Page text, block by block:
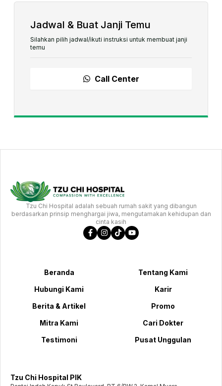
Jadwal & Buat Janji Temu
Silahkan pilih jadwal/ikuti instruksi untuk membuat janji
temu
Call Center
Tzu Chi Hospital adalah sebuah rumah sakit yang dibangun
berdasarkan prinsip menghargai jiwa, mengutamakan kehidupan dan
cinta kasih
Beranda
Tentang Kami
Hubungi Kami
Karir
Berita & Artikel
Promo
Mitra Kami
Cari Dokter
Testimoni
Pusat Unggulan
Tzu Chi Hospital PIK